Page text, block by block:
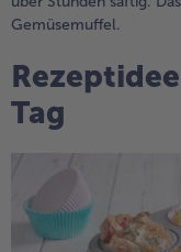
Gemüsemuffel.
Tag